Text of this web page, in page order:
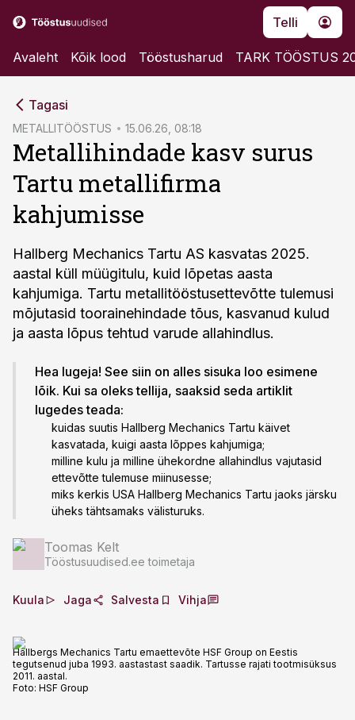
Telli
Avaleht Kõik lood Tööstusharud TARK TÖÖSTUS
Tagasi
METALLITÖÖSTUS 15.06.26, 08:18
Metallihindade kasv surus
Tartu metallifirma
kahjumisse
Hallberg Mechanics Tartu AS kasvatas 2025.
aastal küll müügitulu, kuid lõpetas aasta
kahjumiga. Tartu metallitööstusettevõtte tulemusi
mõjutasid toorainehindade tõus, kasvanud kulud
ja aasta lõpus tehtud varude allahindlus.
Hea lugeja! See siin on alles sisuka loo esimene
lõik. Kui sa oleks tellija, saaksid seda artiklit
lugedes teada:
kuidas suutis Hallberg Mechanics Tartu käivet
kasvatada, kuigi aasta lõppes kahjumiga;
milline kulu ja milline ühekordne allahindlus vajutasid
ettevõtte tulemuse miinusesse;
miks kerkis USA Hallberg Mechanics Tartu jaoks järsku
üheks tähtsamaks välisturuks.
Toomas Kelt
Tööstusuudised.ee toimetaja
Kuula Jaga Salvesta Vihja
Hallbergs Mechanics Tartu emaettevõte HSF Group on Eestis
tegutsenud juba 1993. aastastast saadik. Tartusse rajati tootmisüksus
2011. aastal.
Foto: HSF Group